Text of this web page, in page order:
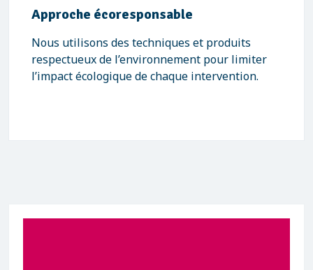
Approche écoresponsable
Nous utilisons des techniques et produits
respectueux de l’environnement pour limiter
l’impact écologique de chaque intervention.